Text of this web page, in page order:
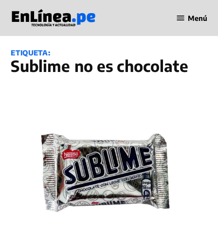
contenido
en Línea
Menú
ETIQUETA:
Sublime no es chocolate